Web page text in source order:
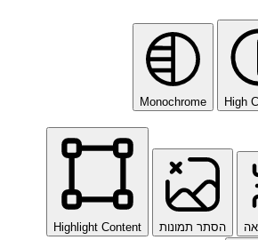
High
Monochrome
הסתר תמונות Highlight Content